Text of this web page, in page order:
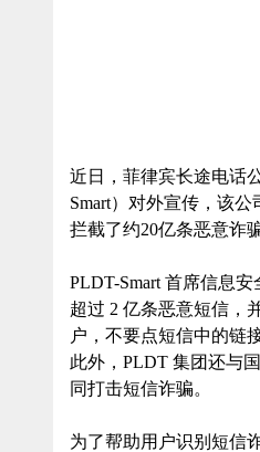
近日，菲律宾长途电话
Smart）对外宣传，该
拦截了约20亿条恶意诈
PLDT-Smart 首席信息安
超过 2 亿条恶意短信，
户，不要点短信中的链
此外，PLDT 集团还与
同打击短信诈骗。
为了帮助用户识别短信